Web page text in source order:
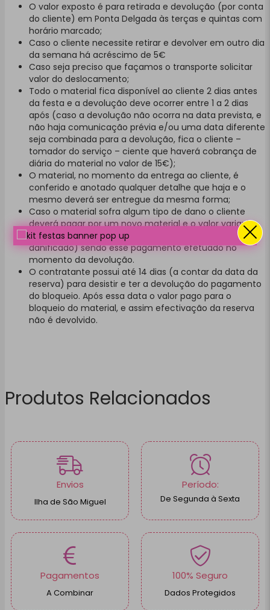
Açores.O valor exposto é para retirada e devolução (por conta
do cliente) em Ponta Delgada às terças e quintas com
horário marcado;
Caso o cliente necessite retirar e devolver em outro dia
da semana há acréscimo de 5€
Caso seja preciso que façamos o transporte solicitar
valor do deslocamento;
Todo o material fica disponível ao cliente 2 dias antes
da festa e a devolução deve ocorrer entre 1 a 2 dias
após (caso a devolução não ocorra na data prevista, e
não haja comunicação prévia e/ou uma data diferente
seja combinada para a devolução, fica o cliente –
tomador do serviço – ciente que haverá cobrança de
diária do material no valor de 15€);
O material, no momento da entrega ao cliente, é
conferido e anotado qualquer detalhe que haja e o
mesmo deverá ser entregue da mesma forma;
Caso o material sofra algum tipo de dano o cliente
deverá pagar por um novo material e o valor variará
entre 40 a 400€ (a depender de qual material foi
danificado) sendo esse pagamento efetuado no
momento da devolução.
O contratante possui até 14 dias (a contar da data da
reserva) para desistir e ter a devolução do pagamento
do bloqueio. Após essa data o valor pago para o
bloqueio do material, e assim efectivação da reserva
não é devolvido.
Produtos Relacionados
Envios
Ilha de São Miguel
Período:
De Segunda à Sexta
Pagamentos
A Combinar
100% Seguro
Dados Protegidos